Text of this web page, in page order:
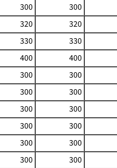
300 300
320 320
330 330
400 400
300 300
300 300
300 300
300 300
300 300
300 300